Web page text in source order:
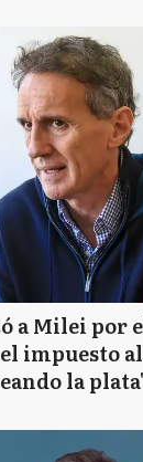
a Milei por
impuesto
la